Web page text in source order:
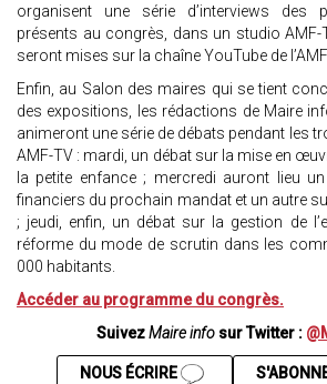
organisent une série d’interviews des
présents au congrès, dans un studio
seront mises sur la chaîne YouTube de l’AMF
Enfin, au Salon des maires qui se tient
des expositions, les rédactions de Maire
animeront une série de débats pendant les
AMF-TV : mardi, un débat sur la mise en
la petite enfance ; mercredi auront lieu
financiers du prochain mandat et un autre
; jeudi, enfin, un débat sur la gestion de
réforme du mode de scrutin dans les
000 habitants.
Accéder au programme du congrès.
SuivezMaire info sur Twitter :
NOUS ÉCRIRE